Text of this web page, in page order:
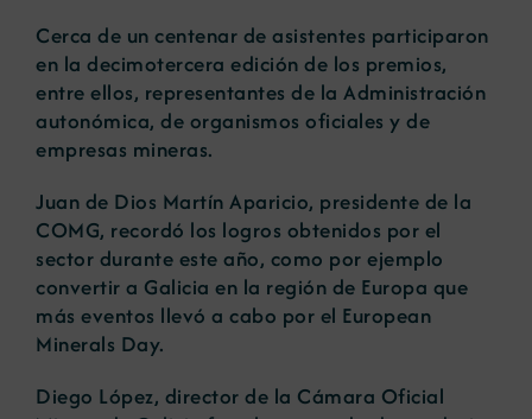
Cerca de un centenar de asistentes participaron
en la decimotercera edición de los premios,
entre ellos, representantes de la Administración
autonómica, de organismos oficiales y de
empresas mineras.
Juan de Dios Martín Aparicio, presidente de la
COMG, recordó los logros obtenidos por el
sector durante este año, como por ejemplo
convertir a Galicia en la región de Europa que
más eventos llevó a cabo por el European
Minerals Day.
Diego López, director de la Cámara Oficial